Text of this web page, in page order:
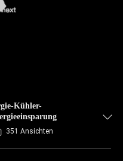
Kühler-
351 Ansichten